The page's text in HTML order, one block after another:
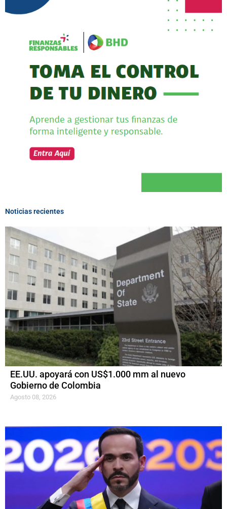
Noticias recientes
EE.UU. apoyará con US$1.000 mm al nuevo
Gobierno de Colombia
Agosto 08, 2026